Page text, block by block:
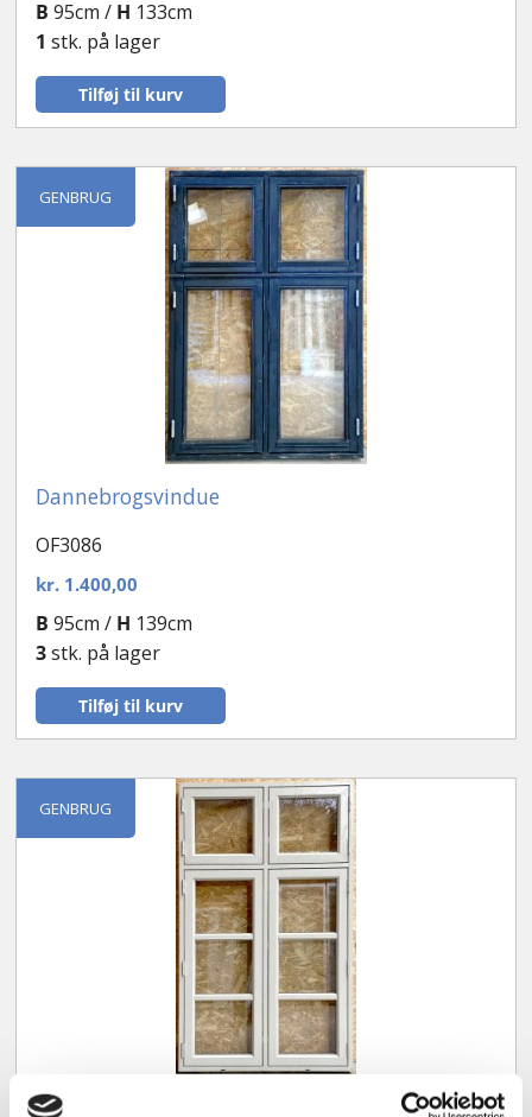
Tilføj til kurv
B 95cm / H 133cm
1 stk. på lager
GENBRUG
Dannebrogsvindue
OF3086
kr.1.400,00
Tilføj til kurv
B 95cm / H 139cm
3stk. på lager
GENBRUG
Sidehængt vindue